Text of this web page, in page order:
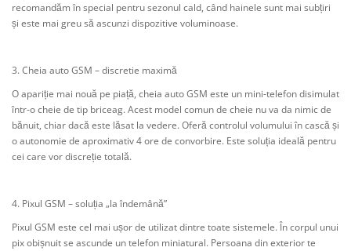
recomandăm în special pentru sezonul cald, când hainele sunt mai subțiri
și este mai greu să ascunzi dispozitive voluminoase.
3. Cheia auto GSM – discretie maximă
O apariție mai nouă pe piață, cheia auto GSM este un mini-telefon disimulat
într-o cheie de tip briceag. Acest model comun de cheie nu va da nimic de
bănuit, chiar dacă este lăsat la vedere. Oferă controlul volumului în cască și
o autonomie de aproximativ 4 ore de convorbire. Este soluția ideală pentru
cei care vor discreție totală.
4. Pixul GSM – soluția „la îndemână”
Pixul GSM este cel mai ușor de utilizat dintre toate sistemele. În corpul unui
pix obișnuit se ascunde un telefon miniatural. Persoana din exterior te